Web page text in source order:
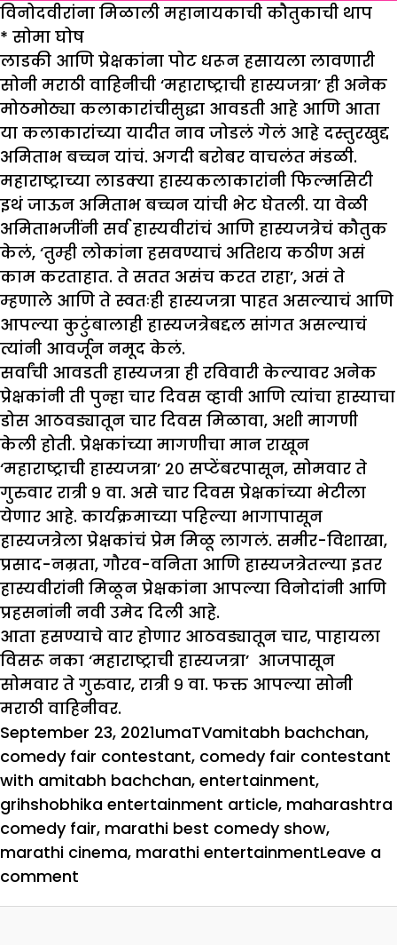
विनोदवीरांना मिळाली महानायकाची कौतुकाची थाप
* सोमा घोष
लाडकी आणि प्रेक्षकांना पोट धरून हसायला लावणारी
सोनी मराठी वाहिनीची ‘महाराष्ट्राची हास्यजत्रा’ ही अनेक
मोठमोठ्या कलाकारांचीसुद्धा आवडती आहे आणि आता
या कलाकारांच्या यादीत नाव जोडलं गेलं आहे दस्तुरखुद्द
अमिताभ बच्चन यांचं. अगदी बरोबर वाचलंत मंडळी.
महाराष्ट्राच्या लाडक्या हास्यकलाकारांनी फिल्मसिटी
इथं जाऊन अमिताभ बच्चन यांची भेट घेतली. या वेळी
अमिताभजींनी सर्व हास्यवीरांचं आणि हास्यजत्रेचं कौतुक
केलं, ‘तुम्ही लोकांना हसवण्याचं अतिशय कठीण असं
काम करताहात. ते सतत असंच करत राहा’, असं ते
म्हणाले आणि ते स्वतःही हास्यजत्रा पाहत असल्याचं आणि
आपल्या कुटुंबालाही हास्यजत्रेबद्दल सांगत असल्याचं
त्यांनी आवर्जून नमूद केलं.
सर्वांची आवडती हास्यजत्रा ही रविवारी केल्यावर अनेक
प्रेक्षकांनी ती पुन्हा चार दिवस व्हावी आणि त्यांचा हास्याचा
डोस आठवड्यातून चार दिवस मिळावा, अशी मागणी
केली होती. प्रेक्षकांच्या मागणीचा मान राखून
‘महाराष्ट्राची हास्यजत्रा’ २० सप्टेंबरपासून, सोमवार ते
गुरुवार रात्री ९ वा. असे चार दिवस प्रेक्षकांच्या भेटीला
येणार आहे. कार्यक्रमाच्या पहिल्या भागापासून
हास्यजत्रेला प्रेक्षकांचं प्रेम मिळू लागलं. समीर-विशाखा,
प्रसाद-नम्रता, गौरव-वनिता आणि हास्यजत्रेतल्या इतर
हास्यवीरांनी मिळून प्रेक्षकांना आपल्या विनोदांनी आणि
प्रहसनांनी नवी उमेद दिली आहे.
आता हसण्याचे वार होणार आठवड्यातून चार, पाहायला
विसरू नका ‘महाराष्ट्राची हास्यजत्रा’ आजपासून
सोमवार ते गुरुवार, रात्री ९ वा. फक्त आपल्या सोनी
मराठी वाहिनीवर.
Posted
on
September 23, 2021Author
umaCategories
TVTags
amitabh bachchan,
comedy fair contestant, comedy fair contestant
with amitabh bachchan, entertainment,
grihshobhika entertainment article, maharashtra
comedy fair, marathi best comedy show,
marathi cinema, marathi entertainmentLeave a
comment